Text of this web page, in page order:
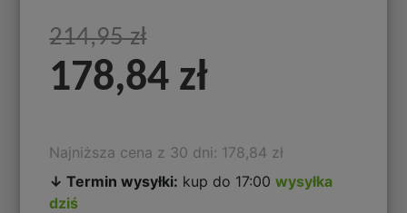
214,95 zł
178,84 zł
Najniższa cena z 30 dni: 178,84 zł
↓ Termin wysyłki: kup do 17:00wysyłka
dziś